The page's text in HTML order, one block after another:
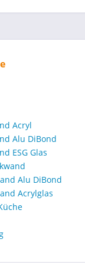
Acryl
Alu DiBond
ESG Glas
Alu DiBond
Acrylglas